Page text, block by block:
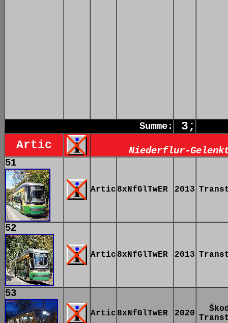
Summe:
3;
Artic
Niederflur-
51
Artic 8xNfGlTwER 2013
52
Artic 8xNfGlTwER 2013
53
Artic 8xNfGlTwER 2020